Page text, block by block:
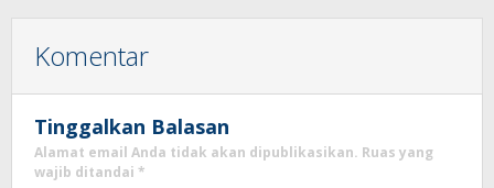
Komentar
Tinggalkan Balasan
Alamat email Anda tidak akan dipublikasikan. Ruas yang
wajib ditandai *